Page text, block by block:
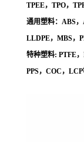
TPEE，TPO，
通用塑料：ABS，
LLDPE，MBS，
特种塑料: PTFE
PPS，COC，